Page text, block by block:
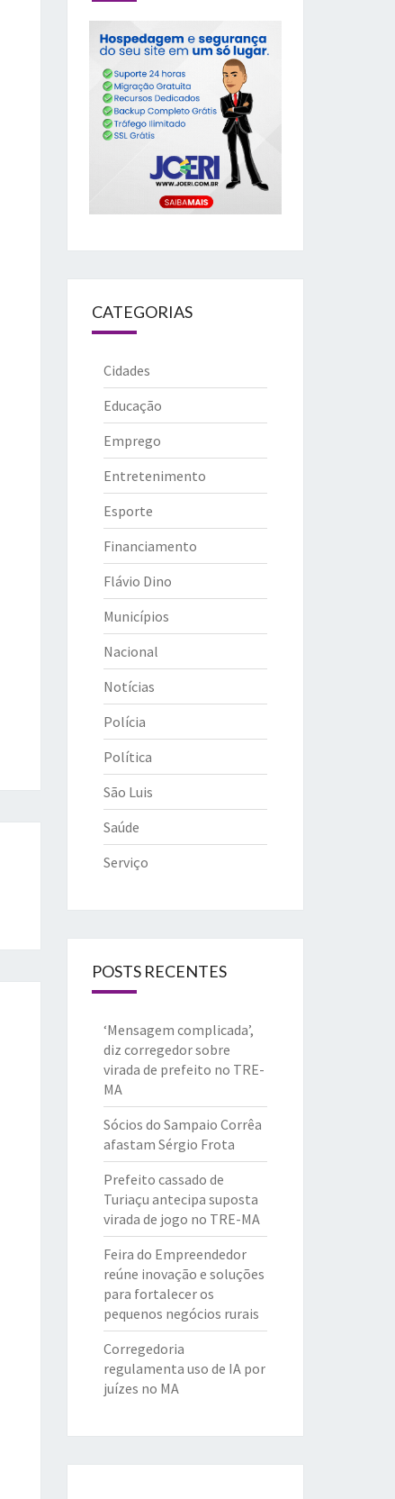
CATEGORIAS
Cidades
Educação
Emprego
Entretenimento
Esporte
Financiamento
Flávio Dino
Municípios
Nacional
Notícias
Polícia
Política
São Luis
Saúde
Serviço
POSTS RECENTES
‘Mensagem complicada’,
diz corregedor sobre
virada de prefeito no TRE-
MA
Sócios do Sampaio Corrêa
afastam Sérgio Frota
Prefeito cassado de
Turiaçu antecipa suposta
virada de jogo no TRE-MA
Feira do Empreendedor
reúne inovação e soluções
para fortalecer os
pequenos negócios rurais
Corregedoria
regulamenta uso de IA por
juízes no MA